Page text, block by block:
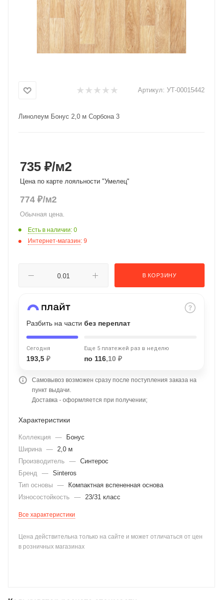
Артикул: УТ-00015442
Линолеум Бонус 2,0 м Сорбона 3
735 ₽/м2
Цена по карте лояльности "Умелец"
774 ₽/м2
Обычная цена.
Есть в наличии: 0
Интернет-магазин: 9
В КОРЗИНУ
Разбить на части без переплат
Сегодня
193,5 ₽
Еще 5 платежей раз в неделю
по 116,10 ₽
Самовывоз возможен сразу после поступления заказа на
пункт выдачи.
Доставка - оформляется при получении;
Характеристики
Коллекция —
Бонус
Ширина — 2,0 м
Производитель
— Синтерос
Бренд — Sinteros
Тип основы —
Компактная вспененная основа
Износостойкость
— 23/31 класс
Все характеристики
Цена действительна только на сайте и может отличаться от цен
в розничных магазинах
Добавляйте товары
в корзину
выбранный способом
списываться
по 25%каждые 2 недели
Подробнее
об оплате Плайтом
25
раз в 2
недели
Остались вопросы?